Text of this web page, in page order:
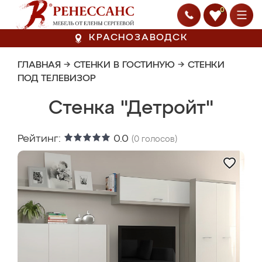
0
КРАСНОЗАВОДСК
ГЛАВНАЯ → СТЕНКИ В ГОСТИНУЮ → СТЕНКИ
ПОД ТЕЛЕВИЗОР
Стенка "Детройт"
Рейтинг: 0.0 (0 голосов)